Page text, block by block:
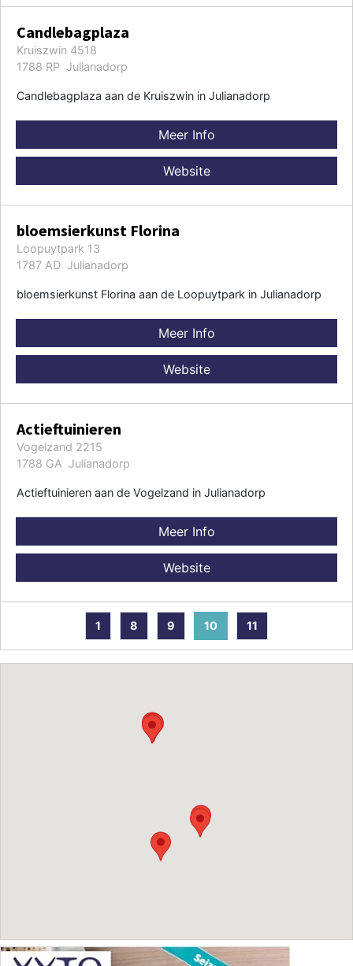
Candlebagplaza
Kruiszwin 4518
1788 RP Julianadorp
Candlebagplaza aan de Kruiszwin in Julianadorp
Meer Info
Website
bloemsierkunst Florina
Loopuytpark 13
1787 AD Julianadorp
bloemsierkunst Florina aan de Loopuytpark in Julianadorp
Meer Info
Website
Actieftuinieren
Vogelzand 2215
1788 GA Julianadorp
Actieftuinieren aan de Vogelzand in Julianadorp
Meer Info
Website
1 8 9 10 11